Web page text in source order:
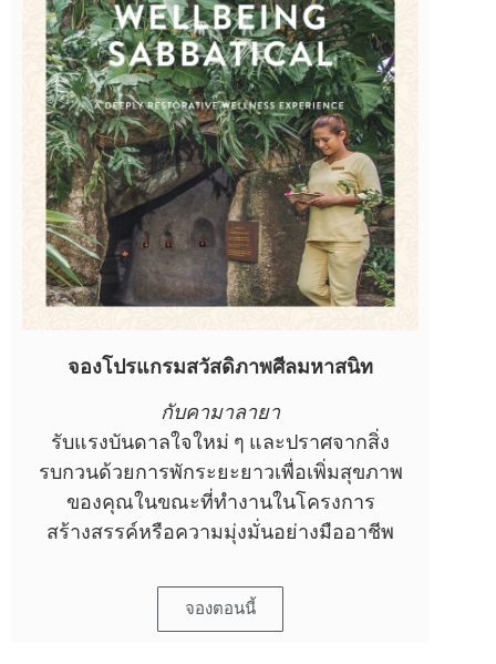
จองโปรแกรมสวัสดิภาพศีลมหาสนิท
กับคามาลายา
รับแรงบันดาลใจใหม่ ๆ และปราศจากสิ่ง
รบกวนด้วยการพักระยะยาวเพื่อเพิ่มสุขภาพ
ของคุณในขณะที่ทํางานในโครงการ
สร้างสรรค์หรือความมุ่งมั่นอย่างมืออาชีพ
จองตอนนี้